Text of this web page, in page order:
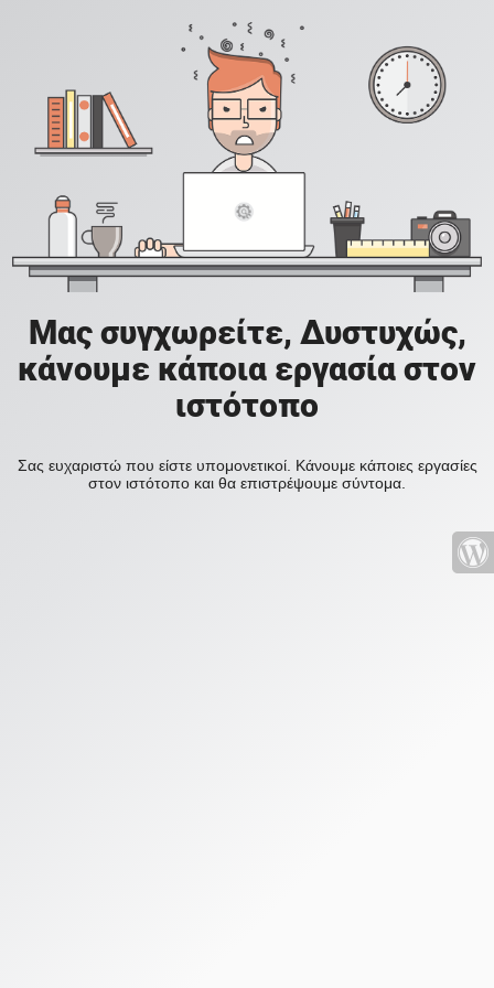
Μας συγχωρείτε, Δυστυχώς,
κάνουμε κάποια εργασία στον
ιστότοπο
Σας ευχαριστώ που είστε υπομονετικοί. Κάνουμε κάποιες εργασίες
στον ιστότοπο και θα επιστρέψουμε σύντομα.